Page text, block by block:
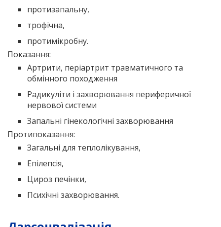
протизапальну,
трофічна,
протимікробну.
Показання:
Артрити, періартрит травматичного та
обмінного походження
Радикуліти і захворювання периферичної
нервової системи
Запальні гінекологічні захворювання
Протипоказання:
Загальні для теплолікування,
Епілепсія,
Цироз печінки,
Психічні захворювання.